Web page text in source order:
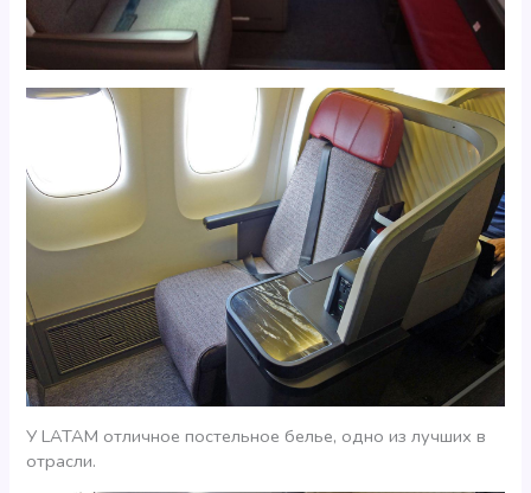
У LATAM отличное постельное белье, одно из лучших в
отрасли.